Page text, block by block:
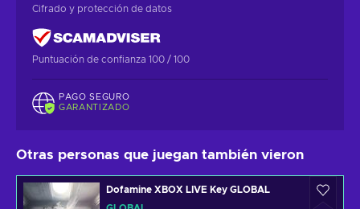
Cifrado y protección de datos
Puntuación de confianza 100 / 100
PAGO SEGURO
GARANTIZADO
Otras personas que juegan también vieron
Dofamine XBOX LIVE Key GLOBAL